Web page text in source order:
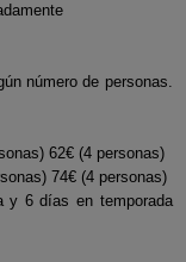
número de personas.
62€ (4 personas)
74€ (4 personas)
y 6 días en temporada